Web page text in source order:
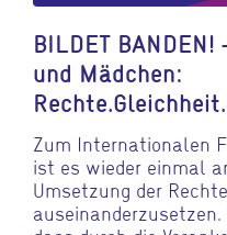
BILDET
und Mädchen:
Zum Internationalen
ist es wieder einmal
Umsetzung der